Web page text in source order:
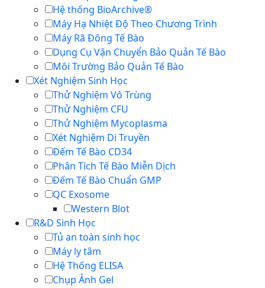
Hệ thống BioArchive®
Máy Hạ Nhiệt Độ Theo Chương Trình
Máy Rã Đông Tế Bào
Dụng Cụ Vận Chuyển Bảo Quản Tế Bào
Môi Trường Bảo Quản Tế Bào
Xét Nghiệm Sinh Học
Thử Nghiệm Vô Trùng
Thử Nghiệm CFU
Thử Nghiệm Mycoplasma
Xét Nghiệm Di Truyền
Đếm Tế Bào CD34
Phân Tích Tế Bào Miễn Dịch
Đếm Tế Bào Chuẩn GMP
QC Exosome
Western Blot
R&D Sinh Học
Tủ an toàn sinh học
Máy ly tâm
Hệ Thống ELISA
Chụp Ảnh Gel